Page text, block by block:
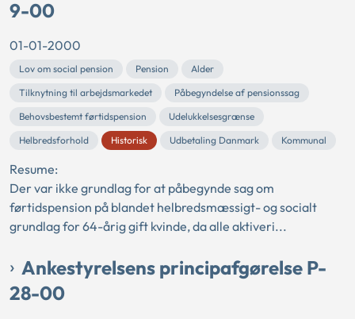
9-00
01-01-2000
Lov om social pension Pension
Alder
Tilknytning til arbejdsmarkedet
Påbegyndelse af pensionssag
Behovsbestemt førtidspension
Udelukkelsesgrænse
Helbredsforhold
Historisk Udbetaling Danmark Kommunal
Resume:
Der var ikke grundlag for at påbegynde sag om
førtidspension på blandet helbredsmæssigt- og socialt
grundlag for 64-årig gift kvinde, da alle aktiveri...
Ankestyrelsens principafgørelse P-
28-00